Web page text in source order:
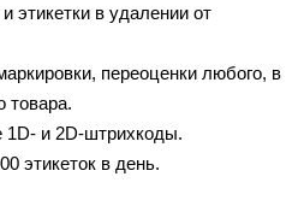
этикетки в удалении от
переоценки любого, в
товара.
1D- и 2D-штрихкоды.
этикеток в день.